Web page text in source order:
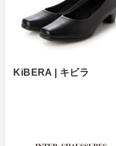
KiBERA | キビラ